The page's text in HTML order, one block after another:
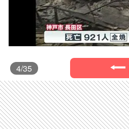
4/35